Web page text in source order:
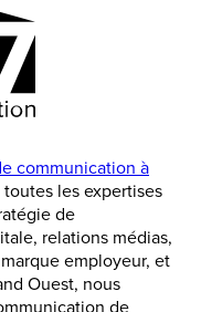
communication à
les expertises
de
relations médias,
employeur, et
Ouest, nous
de